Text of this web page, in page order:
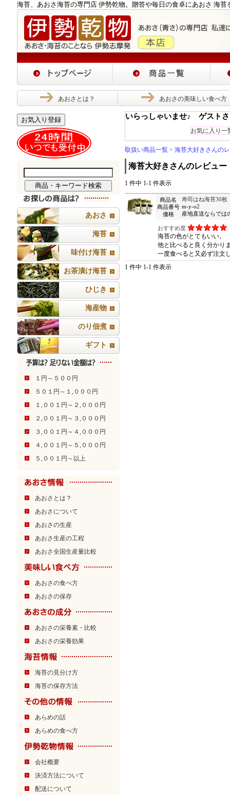
海苔、あおさ海苔の専門店 伊勢乾物。贈答や毎日の食卓にあおさ 海苔
あおさとは？ あおさの美味しい食べ方
お気入り登録
あおさ
海苔
味付け海苔
お茶漬け海苔
ひじき
海産物
のり佃煮
ギフト
１円～５００円
５０１円～１,０００円
１,００１円～２,０００円
２,００１円～３,０００円
３,００１円～４,０００円
４,００１円～５,０００円
５,００１円～以上
あおさとは？
あおさについて
あおさの生産
あおさ生産の工程
あおさ全国生産量比較
あおさの食べ方
あおさの保存
あおさの栄養素・比較
あおさの栄養効果
海苔の見分け方
海苔の保存方法
あらめの話
あらめの食べ方
会社概要
決済方法について
配送について
いらっしゃいませ♪ ゲスト
お気に入り一
取扱い商品一覧> 海苔大好きさんの
海苔大好きさんのレビュー
1 件中 1-1 件表示
商品名
寿司はね海苔30枚
商品番号 m-y-o2
価格
産地直送ならでは
おすすめ度
海苔の色がとてもいい。
他と比べると良く分かり
一度食べると又必ず注文
1 件中 1-1 件表示